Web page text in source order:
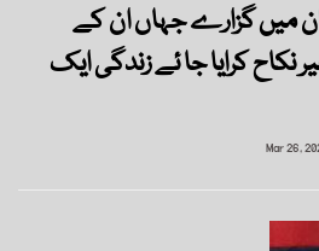
میں گزارے جہاں ان کے
نکاح کرایا جا ئے زندگی ایک
Mar 26,